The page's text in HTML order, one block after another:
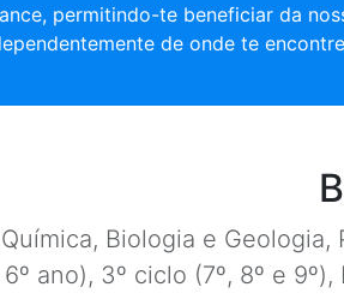
permitindo-te beneficiar da
de onde te
Biologia e
ano), 3º ciclo (7º, 8º e